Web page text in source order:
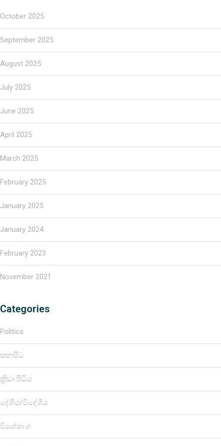
October 2025
September 2025
August 2025
July 2025
June 2025
April 2025
March 2025
February 2025
January 2025
January 2024
February 2023
November 2021
Categories
Politics
කනපිට
ක්‍රීඩා පිටිය
දේශීය/විදේශීය
විශේෂාංග